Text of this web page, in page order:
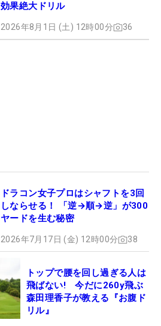
効果絶大ドリル
2026年8月1日 (土) 12時00分 36
ドラコン女子プロはシャフトを3回
しならせる！ 「逆→順→逆」が300
ヤードを生む秘密
2026年7月17日 (金) 12時00分 38
トップで腰を回し過ぎる人は
飛ばない! 今だに260y飛ぶ
森田理香子が教える『お腹ド
リル』